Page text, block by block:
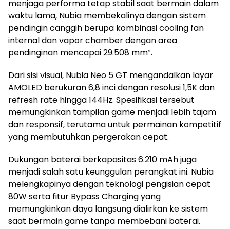
menjaga performa tetap stabil saat bermain dalam
waktu lama, Nubia membekalinya dengan sistem
pendingin canggih berupa kombinasi cooling fan
internal dan vapor chamber dengan area
pendinginan mencapai 29.508 mm².
Dari sisi visual, Nubia Neo 5 GT mengandalkan layar
AMOLED berukuran 6,8 inci dengan resolusi 1,5K dan
refresh rate hingga 144Hz. Spesifikasi tersebut
memungkinkan tampilan game menjadi lebih tajam
dan responsif, terutama untuk permainan kompetitif
yang membutuhkan pergerakan cepat.
Dukungan baterai berkapasitas 6.210 mAh juga
menjadi salah satu keunggulan perangkat ini. Nubia
melengkapinya dengan teknologi pengisian cepat
80W serta fitur Bypass Charging yang
memungkinkan daya langsung dialirkan ke sistem
saat bermain game tanpa membebani baterai.